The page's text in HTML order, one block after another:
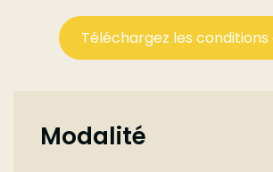
Téléchargez les
Modalité